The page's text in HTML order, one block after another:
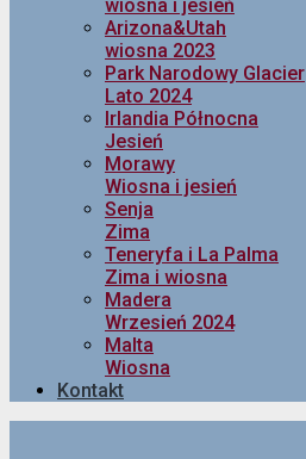
wiosna i jesień
Arizona&Utah
wiosna 2023
Park Narodowy Glacier
Lato 2024
Irlandia Północna
Jesień
Morawy
Wiosna i jesień
Senja
Zima
Teneryfa i La Palma
Zima i wiosna
Madera
Wrzesień 2024
Malta
Wiosna
Kontakt